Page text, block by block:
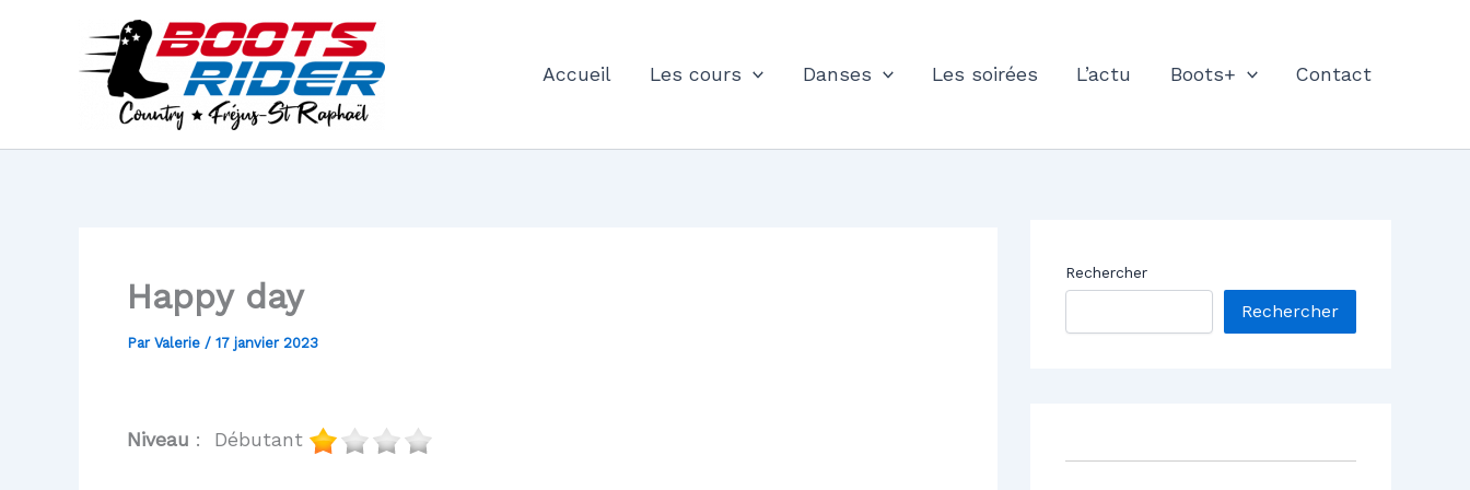
Accueil Les cours Danses Les soirées L’actu Boots+ Contact
Happy day
Par Valerie / 17 janvier 2023
Niveau : Débutant
Rechercher
Rechercher